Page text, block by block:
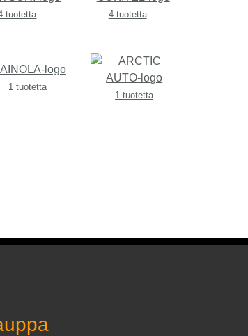
tuotetta 4 tuotetta
1 tuotetta
1 tuotetta